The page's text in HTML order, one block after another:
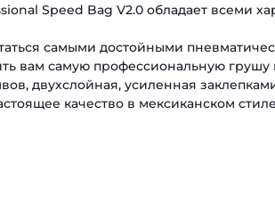
Speed Bag V2.0 обладает всеми
самыми достойными
вам самую профессиональную
двухслойная, усиленная
качество в мексиканском